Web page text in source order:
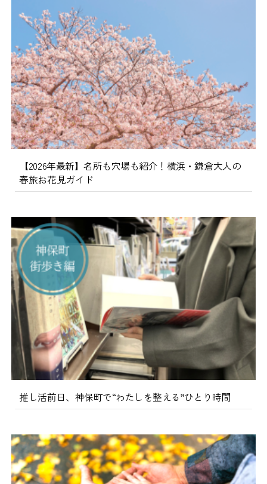
【2026年最新】名所も穴場も紹介！横浜・鎌倉大人の
春旅お花見ガイド
推し活前日、神保町で“わたしを整える”ひとり時間